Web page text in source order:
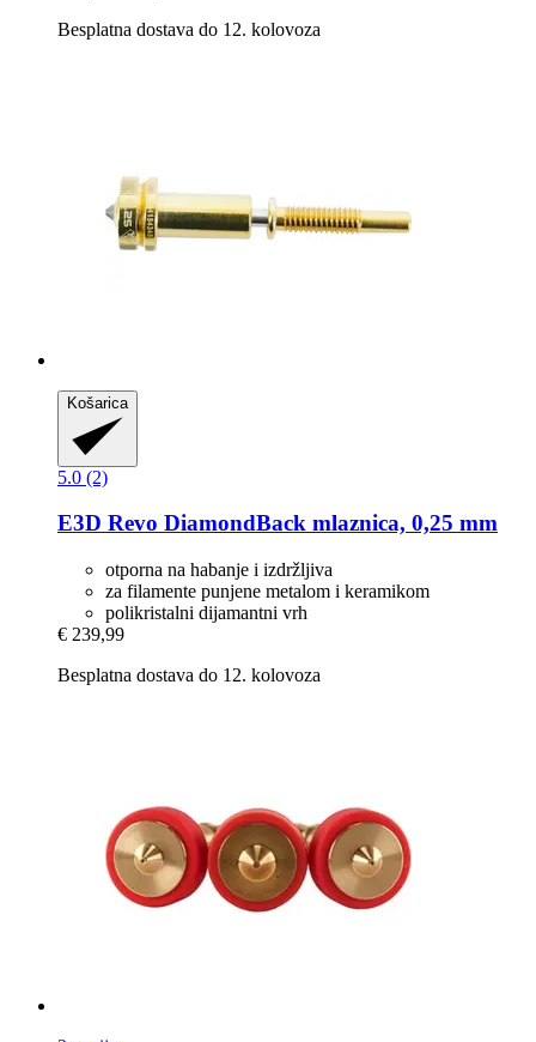
Besplatna dostava do 12. kolovoza
Košarica
5.0 (2)
E3D Revo DiamondBack mlaznica, 0,25 mm
otporna na habanje i izdržljiva
za filamente punjene metalom i keramikom
polikristalni dijamantni vrh
€ 239,99
Besplatna dostava do 12. kolovoza